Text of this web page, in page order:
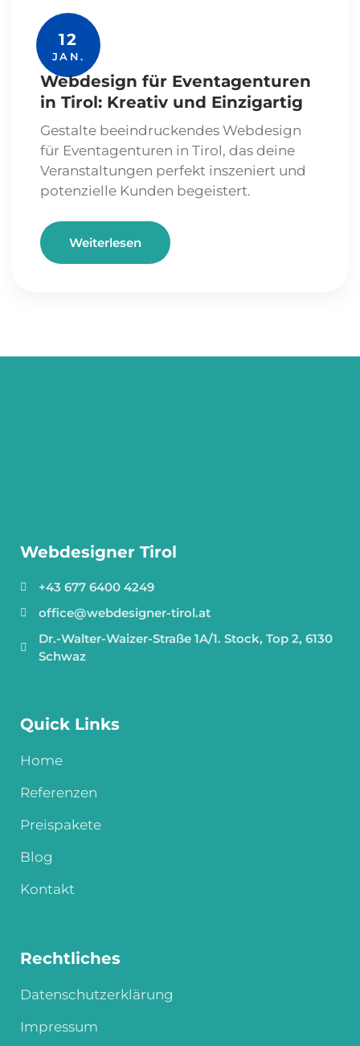
12
JAN.
Webdesign für Eventagenturen
in Tirol: Kreativ und Einzigartig
Gestalte beeindruckendes Webdesign
für Eventagenturen in Tirol, das deine
Veranstaltungen perfekt inszeniert und
potenzielle Kunden begeistert.
Weiterlesen
Webdesigner Tirol
+43 677 6400 4249
office@webdesigner-tirol.at
Dr.-Walter-Waizer-Straße 1A/1. Stock, Top 2, 6130
Schwaz
Quick Links
Home
Referenzen
Preispakete
Blog
Kontakt
Rechtliches
Datenschutzerklärung
Impressum